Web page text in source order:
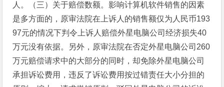
人。（三）关于赔偿数额。影响计算机软件销售的因素
是多方面的，原审法院在上诉人的销售额仅为人民币193
97元的情况下判令上诉人赔偿外星电脑公司经济损失40
万元没有依据。另外，原审法院在否定外星电脑公司260
万元赔偿请求中的大部分的同时，却免除外星电脑公司
承担诉讼费用，违反了诉讼费用按过错责任大小分担的